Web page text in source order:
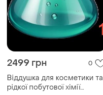
2499 грн 0
Віддушка для косметики та
рідкої побутової хімії